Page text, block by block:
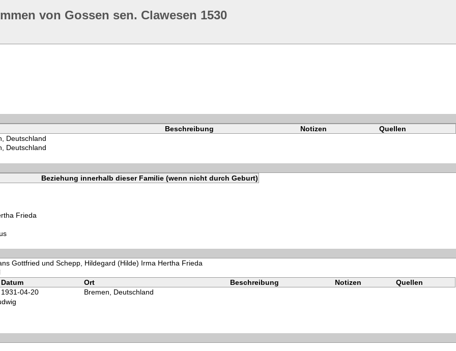
von Gossen sen. Clawesen 1530
Beschreibung Notizen
Quellen
Deutschland
Deutschland
Beziehung innerhalb dieser Familie (wenn nicht durch Geburt)
Frieda
Gottfried und Schepp, Hildegard (Hilde) Irma Hertha Frieda
Datum Ort Beschreibung Notizen
Quellen
1931-04-20
Bremen, Deutschland